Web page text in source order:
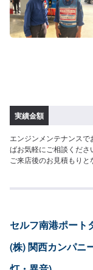
実績金額
エンジンメンテナンス
ばお気軽にご相談くだ
ご来店後のお見積もりと
セルフ南港ポート
(株) 関西カンパニ